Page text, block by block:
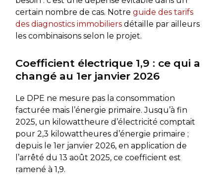
certain nombre de cas. Notre guide des tarifs
des diagnostics immobiliersdétaille par ailleurs
les combinaisons selon le projet.
Coefficient électrique 1,9 : ce qui a
changé au 1er janvier 2026
Le DPE ne mesure pas la consommation
facturée mais l’énergie primaire. Jusqu’à fin
2025, un kilowattheure d’électricité comptait
pour 2,3 kilowattheures d’énergie primaire ;
depuis le 1er janvier 2026, en application de
l’arrêté du 13 août 2025, ce coefficient est
ramené à 1,9.